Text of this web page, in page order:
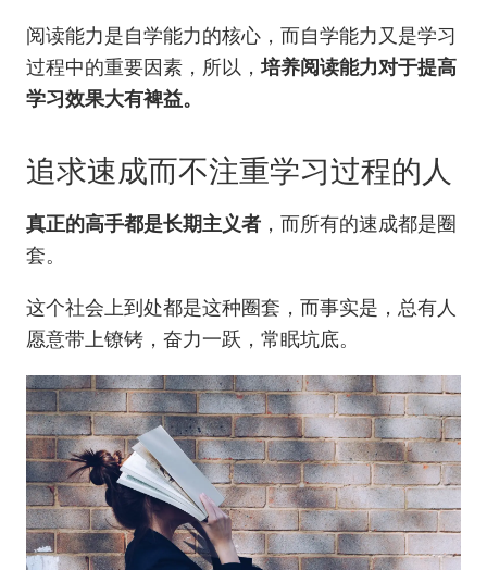
阅读能力是自学能力的核心，而自学能力又是学习
过程中的重要因素，所以，培养阅读能力对于提高
学习效果大有裨益。
追求速成而不注重学习过程的人
真正的高手都是长期主义者 ，而所有的速成都是圈
套。
这个社会上到处都是这种圈套，而事实是，总有人
愿意带上镣铐，奋力一跃，常眠坑底。